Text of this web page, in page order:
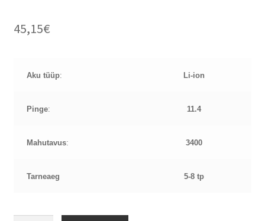
45,15€
Aku tüüp: Li-ion
Pinge: 11.4
Mahutavus: 3400
Tarneaeg 5-8 tp